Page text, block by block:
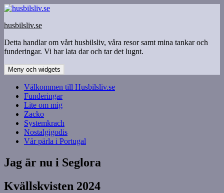
Hoppa
innehåll
husbilsliv.se
Detta handlar om vårt husbilsliv, våra resor samt mina tankar och
funderingar. Vi har lata dar och tar det lugnt.
Meny och widgets
Välkommen till Husbilsliv.se
Funderingar
Lite om mig
Zacko
Systemkrach
Nostalgigodis
Vår pärla i Portugal
Jag är nu i Seglora
Kvällskvisten 2024